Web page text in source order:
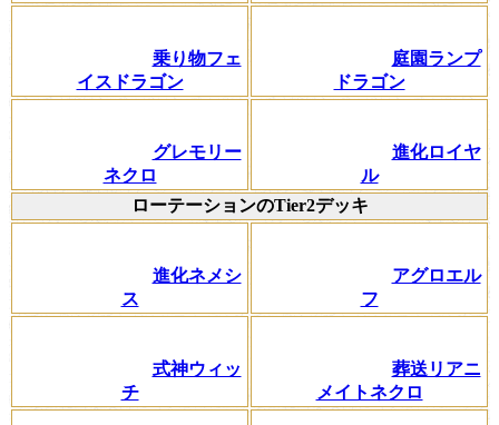
乗り物フェ
イスドラゴン
庭園ランプ
ドラゴン
グレモリー
ネクロ
進化ロイヤ
ル
ローテーションのTier2デッキ
進化ネメシ
ス
アグロエル
フ
式神ウィッ
チ
葬送リアニ
メイトネクロ